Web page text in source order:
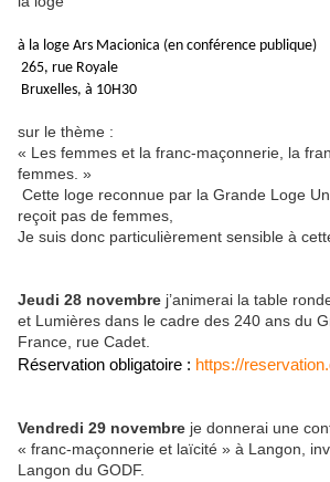
à la loge Ars Macionica (en conférence publique)
265, rue Royale
Bruxelles, à 10H30
sur le thème :
« Les femmes et la franc-maçonnerie, la
femmes. »
Cette loge reconnue par la Grande Loge
reçoit pas de femmes,
Je suis donc particulièrement sensible à
Jeudi 28 novembre j’animerai la table
et Lumières dans le cadre des 240 ans du
France, rue Cadet.
Réservation obligatoire : https://
Vendredi 29 novembre je donnerai une
« franc-maçonnerie et laïcité » à Langon,
Langon du GODF.